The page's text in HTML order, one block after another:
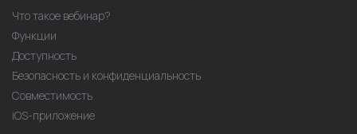
Что такое вебинар?
Функции
Доступность
Безопасность и конфиденциальность
Совместимость
iOS-приложение